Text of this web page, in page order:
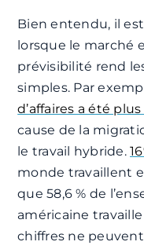
Bien entendu, il
lorsque le marché
prévisibilité rend
simples. Par
d’affaires a été
cause de la
le travail hybride.
monde travaillent
que 58,6 % de
américaine
chiffres ne